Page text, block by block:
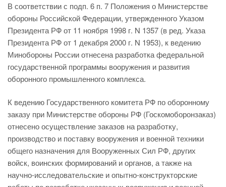
В соответствии с подп. 6 п. 7 Положения о Министерстве
обороны Российской Федерации, утвержденного Указом
Президента РФ от 11 ноября 1998 г. N 1357 (в ред. Указа
Президента РФ от 1 декабря 2000 г. N 1953), к ведению
Минобороны России отнесена разработка федеральной
государственной программы вооружения и развития
оборонного промышленного комплекса.
К ведению Государственного комитета РФ по оборонному
заказу при Министерстве обороны РФ (Госкомоборонзаказ)
отнесено осуществление заказов на разработку,
производство и поставку вооружения и военной техники
общего назначения для Вооруженных Сил РФ, других
войск, воинских формирований и органов, а также на
научно-исследовательские и опытно-конструкторские